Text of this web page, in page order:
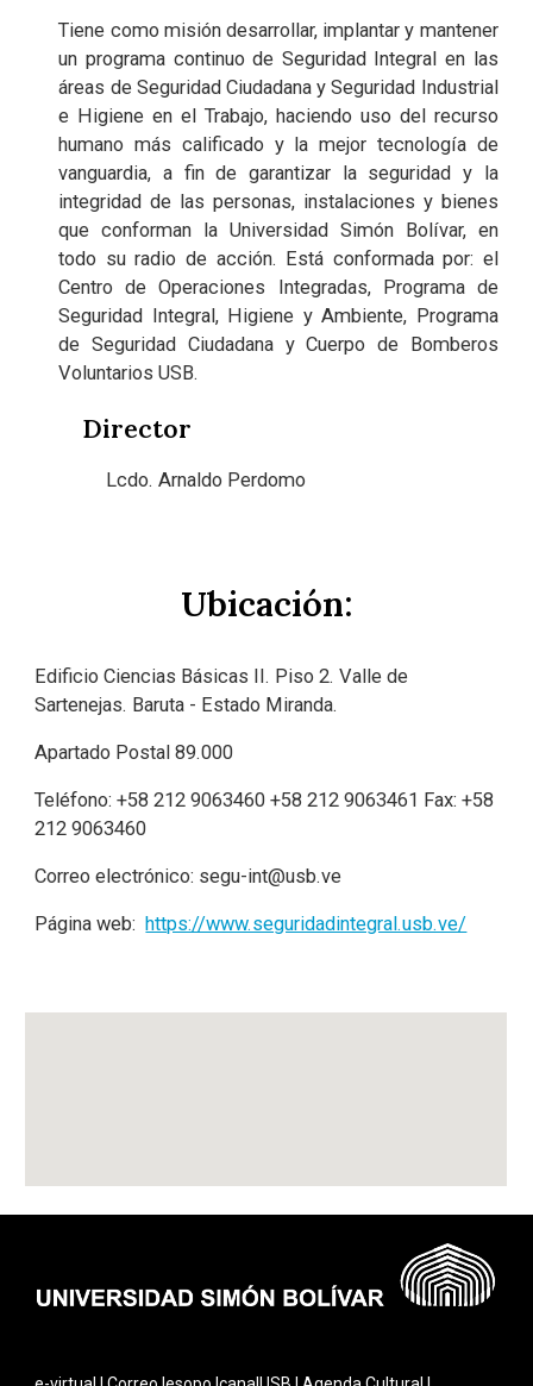
Tiene como misión desarrollar, implantar y mantener
un programa continuo de Seguridad Integral en las
áreas de Seguridad Ciudadana y Seguridad Industrial
e Higiene en el Trabajo, haciendo uso del recurso
humano más calificado y la mejor tecnología de
vanguardia, a fin de garantizar la seguridad y la
integridad de las personas, instalaciones y bienes
que conforman la Universidad Simón Bolívar, en
todo su radio de acción. Está conformada por: el
Centro de Operaciones Integradas, Programa de
Seguridad Integral, Higiene y Ambiente, Programa
de Seguridad Ciudadana y Cuerpo de Bomberos
Voluntarios USB.
Director
Lcdo. Arnaldo Perdomo
Ubicación:
Edificio Ciencias Básicas II. Piso 2. Valle de
Sartenejas. Baruta - Estado Miranda.
Apartado Postal 89.000
Teléfono: +58 212 9063460+58 2129063461 Fax: +58
212 9063460
Correo electrónico: segu-int@usb.ve
Página web:https://www.seguridadintegral.usb.ve/